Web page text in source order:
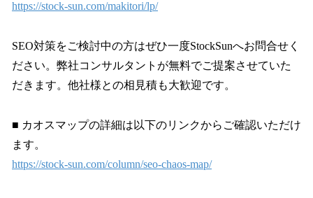
https://stock-sun.com/makitori/lp/
SEO対策をご検討中の方はぜひ一度StockSunへお問合せく
ださい。弊社コンサルタントが無料でご提案させていた
だきます。他社様との相見積も大歓迎です。
■ カオスマップの詳細は以下のリンクからご確認いただけ
ます。
https://stock-sun.com/column/seo-chaos-map/